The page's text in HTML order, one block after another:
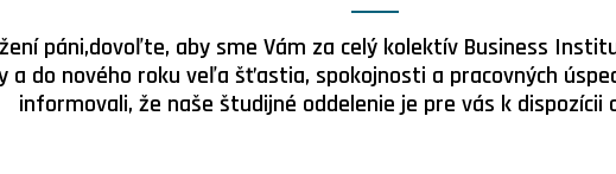
páni,dovoľte, aby sme Vám za celý kolektív Business
a do nového roku veľa šťastia, spokojnosti a pracovných
informovali, že naše študijné oddelenie je pre vás k dispozícii